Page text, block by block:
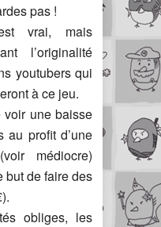
pas !
vrai, mais
l’originalité
youtubers qui
à ce jeu.
voir une baisse
au profit d’une
médiocre)
but de faire des
obliges, les